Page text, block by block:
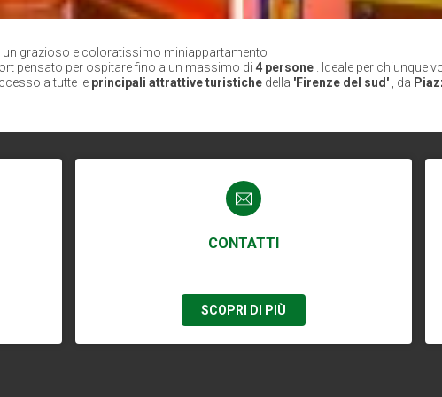
un grazioso e coloratissimo miniappartamento
pensato per ospitare fino a un massimo di 4 persone . Ideale per chiunque
a tutte le principali attrattive turistiche della 'Firenze del sud' , da
CONTATTI
SCOPRI DI PIÙ